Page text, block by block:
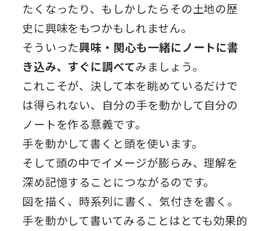
たくなったり、もしかしたらその土地の歴
史に興味をもつかもしれません。
そういった興味・関心も一緒にノートに書
き込み、すぐに調べてみましょう。
これこそが、決して本を眺めているだけで
は得られない、自分の手を動かして自分の
ノートを作る意義です。
手を動かして書くと頭を使います。
そして頭の中でイメージが膨らみ、理解を
深め記憶することにつながるのです。
図を描く、時系列に書く、気付きを書く。
手を動かして書いてみることはとても効果的